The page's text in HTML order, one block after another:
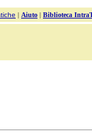
| Aiuto | Biblioteca